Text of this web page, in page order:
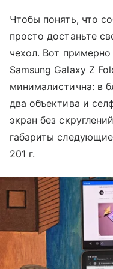
Чтобы понять, что
просто достаньте
чехол. Вот
Samsung Galaxy Z
минималистична: в
два объектива и
экран без
габариты
201 г.